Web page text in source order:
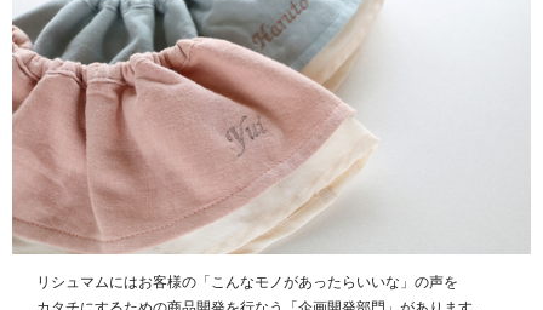
リシュマムにはお客様の「こんなモノがあったらいいな」の声を